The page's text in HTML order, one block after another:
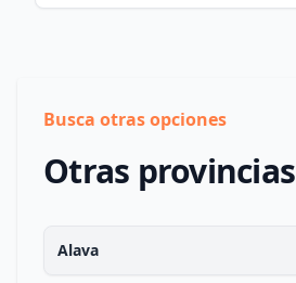
Busca otras opciones
Otras provincias
Alava